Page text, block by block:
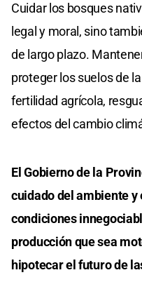
Cuidar los bosques
legal y moral, sino
de largo plazo.
proteger los suelos de
fertilidad agrícola,
efectos del cambio
El Gobierno de la
cuidado del ambiente
condiciones
producción que sea
hipotecar el futuro de